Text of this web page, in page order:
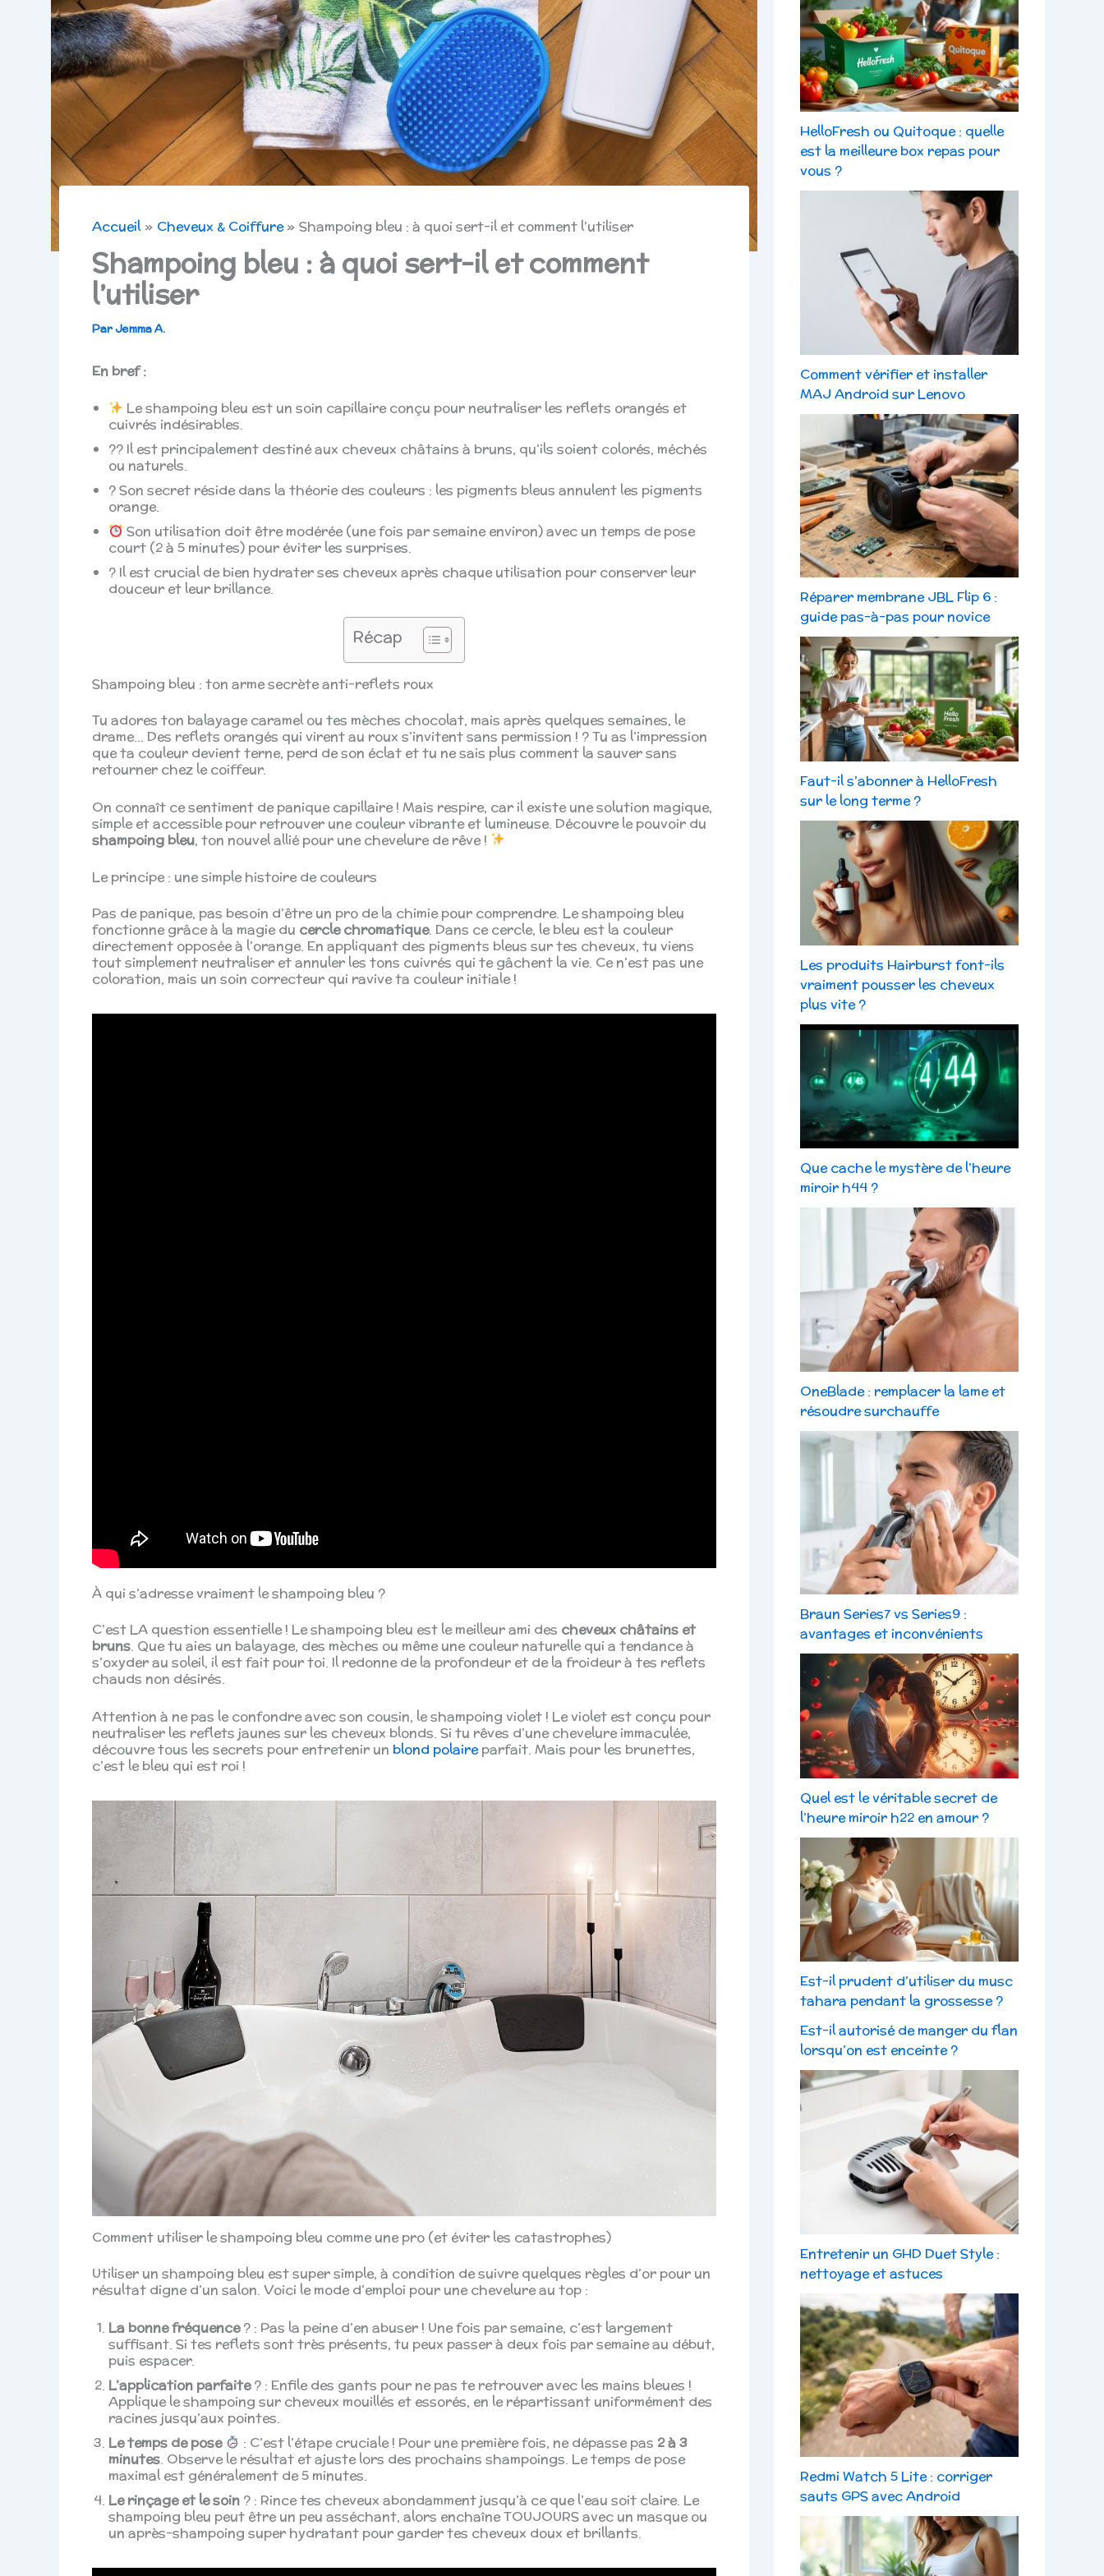
Accueil Cheveux & Coiffure Shampoing bleu : à quoi sert-il et comment l’utiliser
Shampoing bleu : à quoi sert-il et comment
l’utiliser
ParJemma A.
En bref :
Le shampoing bleu est un soin capillaire conçu pour neutraliser les reflets orangés et
cuivrés indésirables.
?? Il est principalement destiné aux cheveux châtains à bruns, qu’ils soient colorés, méchés
ou naturels.
? Son secret réside dans la théorie des couleurs : les pigments bleus annulent les pigments
orange.
Son utilisation doit être modérée (une fois par semaine environ) avec un temps de pose
court (2 à 5 minutes) pour éviter les surprises.
? Il est crucial de bien hydrater ses cheveux après chaque utilisation pour conserver leur
douceur et leur brillance.
Récap
Shampoing bleu : ton arme secrète anti-reflets roux
Tu adores ton balayage caramel ou tes mèches chocolat, mais après quelques semaines, le
drame… Des reflets orangés qui virent au roux s’invitent sans permission ! ? Tu as l’impression
que ta couleur devient terne, perd de son éclat et tu ne sais plus comment la sauver sans
retourner chez le coiffeur.
On connaît ce sentiment de panique capillaire ! Mais respire, car il existe une solution magique,
simple et accessible pour retrouver une couleur vibrante et lumineuse. Découvre le pouvoir du
shampoing bleu, ton nouvel allié pour une chevelure de rêve !
Le principe : une simple histoire de couleurs
Pas de panique, pas besoin d’être un pro de la chimie pour comprendre. Le shampoing bleu
fonctionne grâce à la magie du cercle chromatique. Dans ce cercle, le bleu est la couleur
directement opposée à l’orange. En appliquant des pigments bleus sur tes cheveux, tu viens
tout simplement neutraliser et annuler les tons cuivrés qui te gâchent la vie. Ce n’est pas une
coloration, mais un soin correcteur qui ravive ta couleur initiale !
À qui s’adresse vraiment le shampoing bleu ?
C’est LA question essentielle ! Le shampoing bleu est le meilleur ami des cheveux châtains et
bruns. Que tu aies un balayage, des mèches ou même une couleur naturelle qui a tendance à
s’oxyder au soleil, il est fait pour toi. Il redonne de la profondeur et de la froideur à tes reflets
chauds non désirés.
Attention à ne pas le confondre avec son cousin, le shampoing violet ! Le violet est conçu pour
neutraliser les reflets jaunes sur les cheveux blonds. Si tu rêves d’une chevelure immaculée,
découvre tous les secrets pour entretenir un blond polaireparfait. Mais pour les brunettes,
c’est le bleu qui est roi !
Comment utiliser le shampoing bleu comme une pro (et éviter les catastrophes)
Utiliser un shampoing bleu est super simple, à condition de suivre quelques règles d’or pour un
résultat digne d’un salon. Voici le mode d’emploi pour une chevelure au top :
La bonne fréquence?️ : Pas la peine d’en abuser ! Une fois par semaine, c’est largement
suffisant. Si tes reflets sont très présents, tu peux passer à deux fois par semaine au début,
puis espacer.
L’application parfaite? : Enfile des gants pour ne pas te retrouver avec les mains bleues !
Applique le shampoing sur cheveux mouillés et essorés, en le répartissant uniformément des
racines jusqu’aux pointes.
Le temps de pose
: C’est l’étape cruciale ! Pour une première fois, ne dépasse pas 2 à 3
minutes. Observe le résultat et ajuste lors des prochains shampoings. Le temps de pose
maximal est généralement de 5 minutes.
Le rinçage et le soin ? : Rince tes cheveux abondamment jusqu’à ce que l’eau soit claire. Le
shampoing bleu peut être un peu asséchant, alors enchaîne TOUJOURS avec un masque ou
un après-shampoing super hydratant pour garder tes cheveux doux et brillants.
HelloFresh ou Quitoque : quelle
est la meilleure box repas pour
vous ?
Comment vérifier et installer
MAJ Android sur Lenovo
Réparer membrane JBL Flip 6 :
guide pas-à-pas pour novice
Faut-il s’abonner à HelloFresh
sur le long terme ?
Les produits Hairburst font-ils
vraiment pousser les cheveux
plus vite ?
Que cache le mystère de l’heure
miroir h44 ?
OneBlade : remplacer la lame et
résoudre surchauffe
Braun Series7 vs Series9 :
avantages et inconvénients
Quel est le véritable secret de
l’heure miroir h22 en amour ?
Est-il prudent d’utiliser du musc
tahara pendant la grossesse ?
Est-il autorisé de manger du flan
lorsqu’on est enceinte ?
Entretenir un GHD Duet Style :
nettoyage et astuces
Redmi Watch 5 Lite : corriger
sauts GPS avec Android